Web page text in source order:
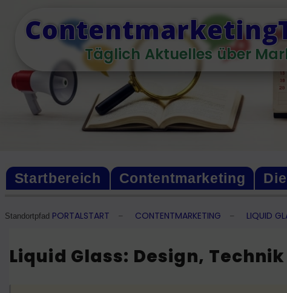
Täglich Aktuelles über
Startbereich Contentmarketing
Standortpfad PORTALSTART – CONTENTMARKETING – LIQUID
Liquid Glass: Design,